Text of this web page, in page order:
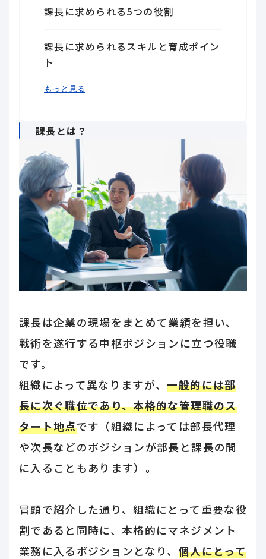
課長に求められる5つの役割
課長に求められるスキルと育成ポイン
ト
課長の役割を把握しチームを成功に導
もっと見る
課長とは？
課長は企業の現場をまとめて業績を担い、
戦術を遂行する中枢ポジションに立つ役職
です。
組織によって異なりますが、一般的には部
長に次ぐ職位であり、本格的な管理職のス
タート地点です（組織によっては部長代理
や次長などのポジションが部長と課長の間
に入ることもあります）。
冒頭で紹介した通り、組織にとって重要な役
割であると同時に、本格的にマネジメント
業務に入るポジションとなり、 個人にとって